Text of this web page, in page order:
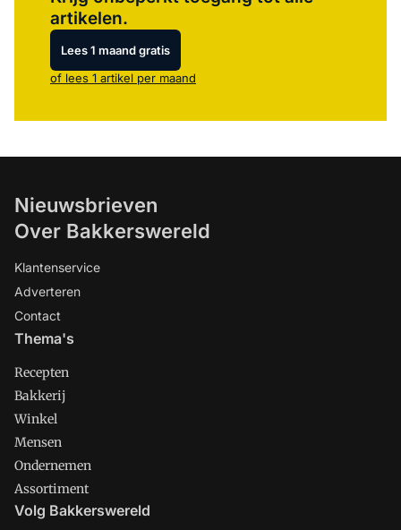
artikelen.
Lees 1 maand gratis
of lees 1 artikel per maand
Nieuwsbrieven
Over Bakkerswereld
Klantenservice
Adverteren
Contact
Thema's
Recepten
Bakkerij
Winkel
Mensen
Ondernemen
Assortiment
Volg Bakkerswereld